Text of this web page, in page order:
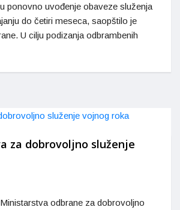
ponovno uvođenje obaveze služenja
do četiri meseca, saopštilo je
U cilju podizanja odbrambenih
za dobrovoljno služenje
odbrane za dobrovoljno